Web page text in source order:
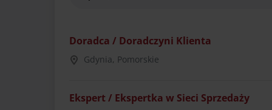
Doradca / Doradczyni Klienta
Gdynia, Pomorskie
Ekspert / Ekspertka w Sieci Sprzedaży